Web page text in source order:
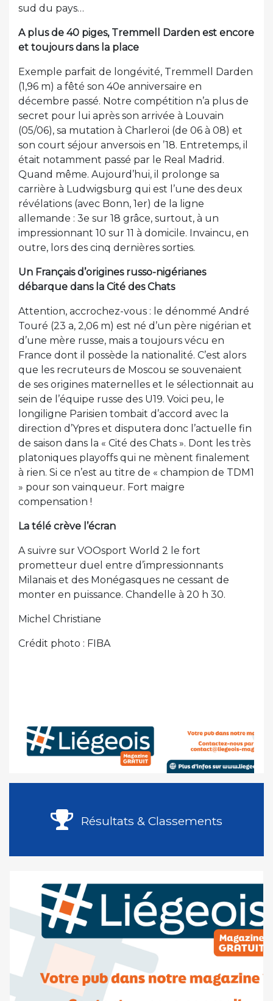
sud du pays…
A plus de 40 piges, Tremmell Darden est encore
et toujours dans la place
Exemple parfait de longévité, Tremmell Darden
(1,96 m) a fêté son 40e anniversaire en
décembre passé. Notre compétition n’a plus de
secret pour lui après son arrivée à Louvain
(05/06), sa mutation à Charleroi (de 06 à 08) et
son court séjour anversois en ’18. Entretemps, il
était notamment passé par le Real Madrid.
Quand même. Aujourd’hui, il prolonge sa
carrière à Ludwigsburg qui est l’une des deux
révélations (avec Bonn, 1er) de la ligne
allemande : 3e sur 18 grâce, surtout, à un
impressionnant 10 sur 11 à domicile. Invaincu, en
outre, lors des cinq dernières sorties.
Un Français d’origines russo-nigérianes
débarque dans la Cité des Chats
Attention, accrochez-vous : le dénommé André
Touré (23 a, 2,06 m) est né d’un père nigérian et
d’une mère russe, mais a toujours vécu en
France dont il possède la nationalité. C’est alors
que les recruteurs de Moscou se souvenaient
de ses origines maternelles et le sélectionnait au
sein de l’équipe russe des U19. Voici peu, le
longiligne Parisien tombait d’accord avec la
direction d’Ypres et disputera donc l’actuelle fin
de saison dans la « Cité des Chats ». Dont les très
platoniques playoffs qui ne mènent finalement
à rien. Si ce n’est au titre de « champion de TDM1
» pour son vainqueur. Fort maigre
compensation !
La télé crève l’écran
A suivre sur VOOsport World 2 le fort
prometteur duel entre d’impressionnants
Milanais et des Monégasques ne cessant de
monter en puissance. Chandelle à 20 h 30.
Michel Christiane
Crédit photo : FIBA
Résultats & Classements